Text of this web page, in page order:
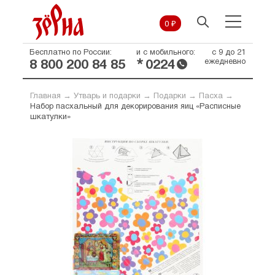
0 ₽
Бесплатно по России:
8 800 200 84 85
и с мобильного:
* 0224
с 9 до 21
ежедневно
Главная → Утварь и подарки → Подарки → Пасха→
Набор пасхальный для декорирования яиц «Расписные
шкатулки»